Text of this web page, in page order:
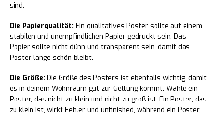
sind.
Die Papierqualität: Ein qualitatives Poster sollte auf einem
stabilen und unempfindlichen Papier gedruckt sein. Das
Papier sollte nicht dünn und transparent sein, damit das
Poster lange schön bleibt.
Die Größe: Die Größe des Posters ist ebenfalls wichtig, damit
es in deinem Wohnraum gut zur Geltung kommt. Wähle ein
Poster, das nicht zu klein und nicht zu groß ist. Ein Poster, das
zu klein ist, wirkt Fehler und unfinished, während ein Poster,